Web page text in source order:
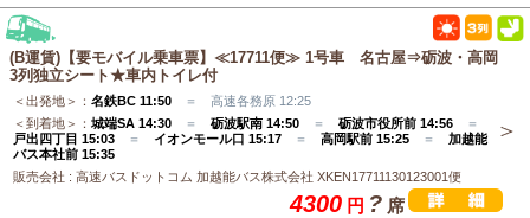
(B運賃)【要モバイル乗車票】≪17711便≫ 1号車 名古屋⇒砺波・高岡
3列独立シート★車内トイレ付
＜出発地＞： 名鉄BC 11:50 ＝ 高速各務原 12:25
＜到着地＞： 城端SA 14:30 ＝ 砺波駅南 14:50 ＝ 砺波市役所前 14:56 ＝
戸出四丁目 15:03 ＝ イオンモール口 15:17 ＝ 高岡駅前 15:25 ＝ 加越能
バス本社前 15:35
販売会社 : 高速バスドットコム 加越能バス株式会社 XKEN17711130123001便
4300 円 ? 席